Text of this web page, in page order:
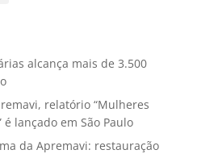
alcança mais de 3.500
relatório “Mulheres
lançado em São Paulo
da Apremavi: restauração